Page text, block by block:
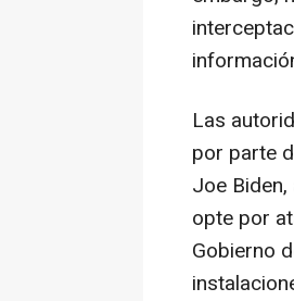
Las
por parte
Joe
opte por
Gobierno